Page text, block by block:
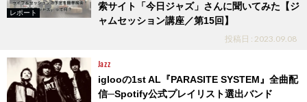
レポート
索サイト「今日ジャズ」さんに聞いてみた【ジ
ャムセッション講座／第15回】
投稿日 : 2023.09.08
Jazz
iglooの1st AL『PARASITE SYSTEM』全曲配
信─Spotify公式プレイリスト選出バンド